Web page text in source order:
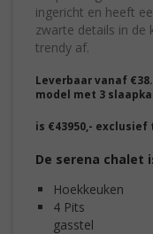
ingericht en heeft
zwarte details in de
trendy af.
Leverbaar vanaf
model met 3
is €43950,-
De serena chalet
4 Pits